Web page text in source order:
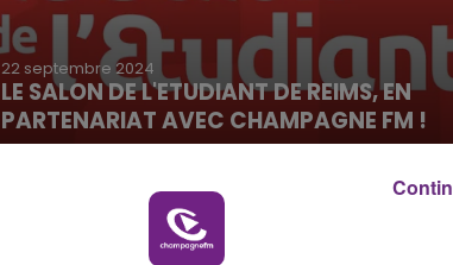
22 septembre 2024
LE SALON DE L'ETUDIANT DE REIMS, EN
PARTENARIAT AVEC CHAMPAGNE FM !
Le Salon de l'Etudiant de Reims, le 28